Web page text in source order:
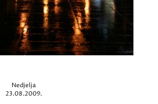
Nedjelja
23.08.2009.